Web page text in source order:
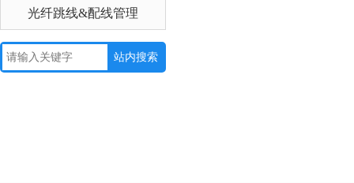
光纤跳线&配线管理